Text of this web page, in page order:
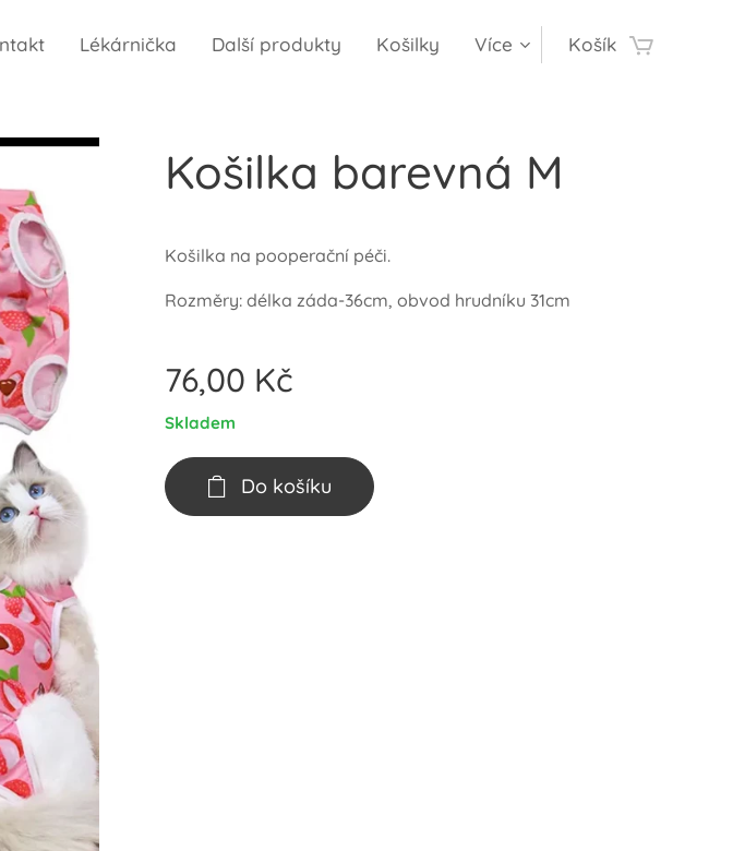
Lékárnička Další produkty Košilky Více Košík
Košilka barevná M
Košilka na pooperační péči.
Rozměry: délka záda-36cm, obvod hrudníku 31cm
76,00 Kč
Skladem
Do košíku